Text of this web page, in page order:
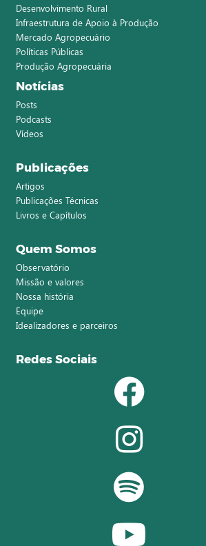
Desenvolvimento Rural
Infraestrutura de Apoio à Produção
Mercado Agropecuário
Políticas Públicas
Produção Agropecuária
Notícias
Posts
Podcasts
Vídeos
Publicações
Artigos
Publicações Técnicas
Livros e Capítulos
Quem Somos
Observatório
Missão e valores
Nossa história
Equipe
Idealizadores e parceiros
Redes Sociais